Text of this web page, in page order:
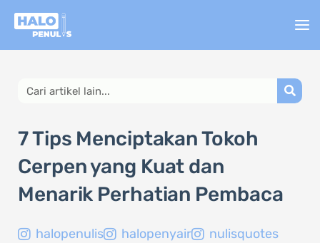
Lewati
Search
7 Tips Menciptakan Tokoh
Cerpen yang Kuat dan
Menarik Perhatian Pembaca
halopenulis halopenyair
nulisquotes